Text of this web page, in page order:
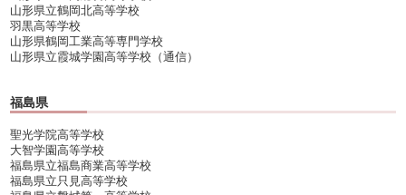
山形県立鶴岡北高等学校
羽黒高等学校
山形県鶴岡工業高等専門学校
山形県立霞城学園高等学校（通信）
福島県
聖光学院高等学校
大智学園高等学校
福島県立福島商業高等学校
福島県立只見高等学校